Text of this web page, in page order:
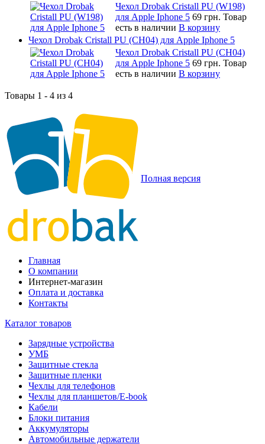
Чехол Drobak Cristall PU (W198)
для Apple Iphone 5 69 грн. Товар
есть в наличии В корзину
Чехол Drobak Cristall PU (CH04) для Apple Iphone 5
Чехол Drobak Cristall PU (CH04)
для Apple Iphone 5 69 грн. Товар
есть в наличии В корзину
Товары 1 - 4 из 4
Полная версия
Главная
О компании
Интернет-магазин
Оплата и доставка
Контакты
Каталог товаров
Зарядные устройства
УМБ
Защитные стекла
Защитные пленки
Чехлы для телефонов
Чехлы для планшетов/E-book
Кабели
Блоки питания
Аккумуляторы
Автомобильные держатели